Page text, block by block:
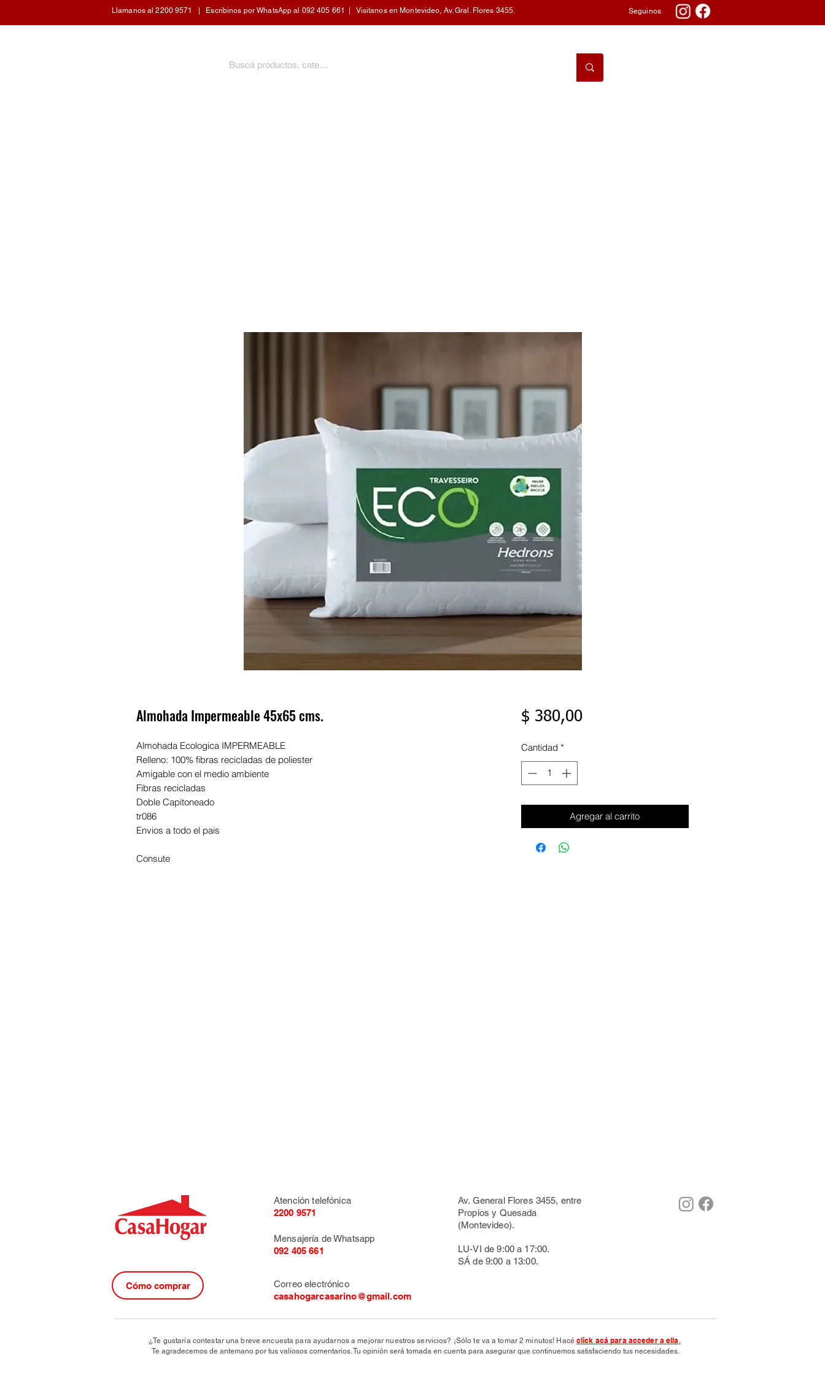
Llamanos al 2200 9571 | Escribinos por WhatsApp al 092 405 661 | Visitanos en Montevideo, Av. Gral. Flores 3455. Seguinos
Almohada Impermeable 45x65 cms.
Almohada Ecologica IMPERMEABLE
Relleno: 100% fibras recicladas de poliester
Amigable con el medio ambiente
Fibras recicladas
Doble Capitoneado
tr086
Envios a todo el pais
Consute
$ 380,00Precio
Cantidad *
Agregar al carrito
Atención telefónica
2200 9571
Mensajería de Whatsapp
092 405 661
Av. General Flores 3455, entre
Propios y Quesada
(Montevideo).
LU-VI de 9:00 a 17:00.
SÁ de 9:00 a 13:00.
Correo electrónico
casahogarcasarino@gmail.com
¿Te gustaría contestar una breve encuesta para ayudarnos a mejorar nuestros servicios? ¡Sólo te va a tomar 2 minutos! Hacéclick acá para acceder a ella.
Te agradecemos de antemano por tus valiosos comentarios. Tu opinión será tomada en cuenta para asegurar que continuemos satisfaciendo tus necesidades.
Cómo comprar